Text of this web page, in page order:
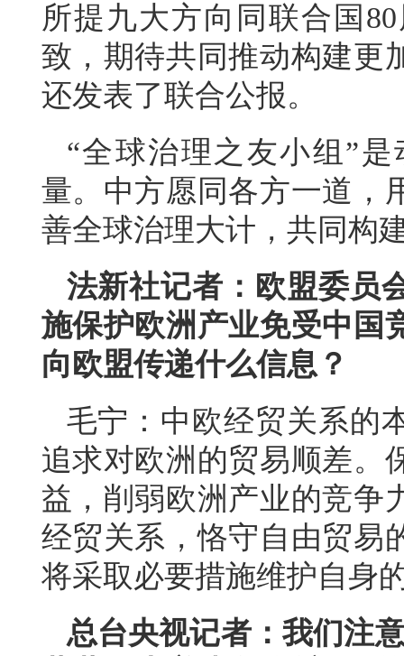
所提九大方向同联合国
致，期待共同推动构建更
还发表了联合公报。
“全球治理之友小组”
量。中方愿同各方一道，
善全球治理大计，共同构
法新社记者：欧盟委员
施保护欧洲产业免受中国
向欧盟传递什么信息？
毛宁：中欧经贸关系的
追求对欧洲的贸易顺差。
益，削弱欧洲产业的竞争
经贸关系，恪守自由贸易
将采取必要措施维护自身
总台央视记者：我们注